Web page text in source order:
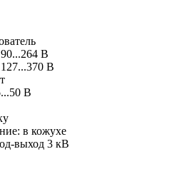
В
В
В
в кожухе
выход 3 кВ